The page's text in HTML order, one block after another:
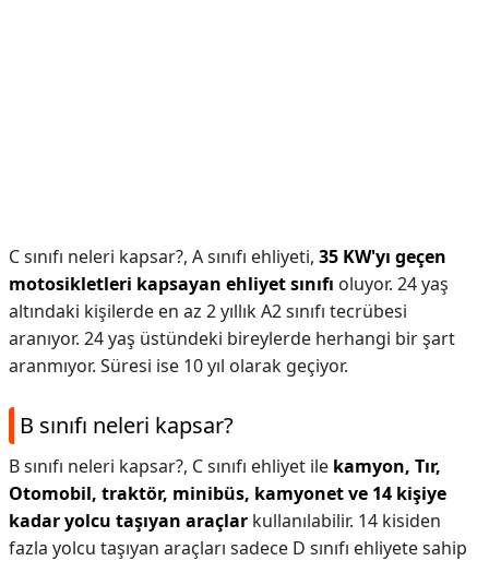
C sınıfı neleri kapsar?, A sınıfı ehliyeti, 35 KW'yı geçen
motosikletleri kapsayan ehliyet sınıfı oluyor. 24 yaş
altındaki kişilerde en az 2 yıllık A2 sınıfı tecrübesi
aranıyor. 24 yaş üstündeki bireylerde herhangi bir şart
aranmıyor. Süresi ise 10 yıl olarak geçiyor.
B sınıfı neleri kapsar?
B sınıfı neleri kapsar?, C sınıfı ehliyet ile kamyon, Tır,
Otomobil, traktör, minibüs, kamyonet ve 14 kişiye
kadar yolcu taşıyan araçlar kullanılabilir. 14 kisiden
fazla yolcu taşıyan araçları sadece D sınıfı ehliyete sahip